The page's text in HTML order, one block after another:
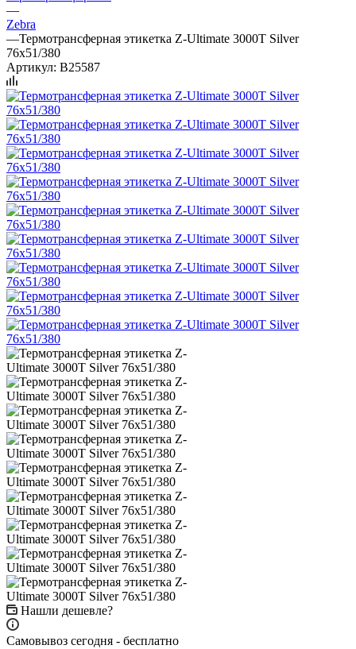
—
Zebra
—Термотрансферная этикетка Z-Ultimate 3000T Silver
76x51/380
Артикул: B25587
Нашли дешевле?
Самовывоз сегодня - бесплатно